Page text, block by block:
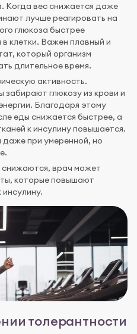
Когда вес снижается даже
лучше реагировать на
глюкоза быстрее
клетки. Важен плавный и
который организм
длительное время.
активность.
глюкозу из крови и
Благодаря этому
еды снижается быстрее, а
к инсулину повышается.
при умеренной, но
снижаются, врач может
которые повышают
инсулину.
толерантности